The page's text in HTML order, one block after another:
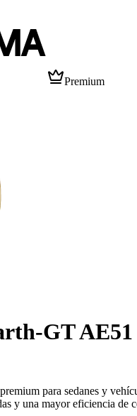
Premium
GT AE51
para sedanes y
y una mayor eficiencia de